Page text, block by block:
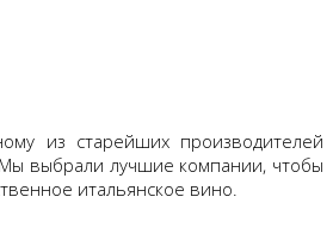
из старейших производителей
выбрали лучшие компании, чтобы
итальянское вино.